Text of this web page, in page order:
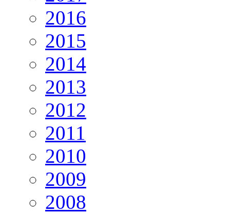
2016
2015
2014
2013
2012
2011
2010
2009
2008